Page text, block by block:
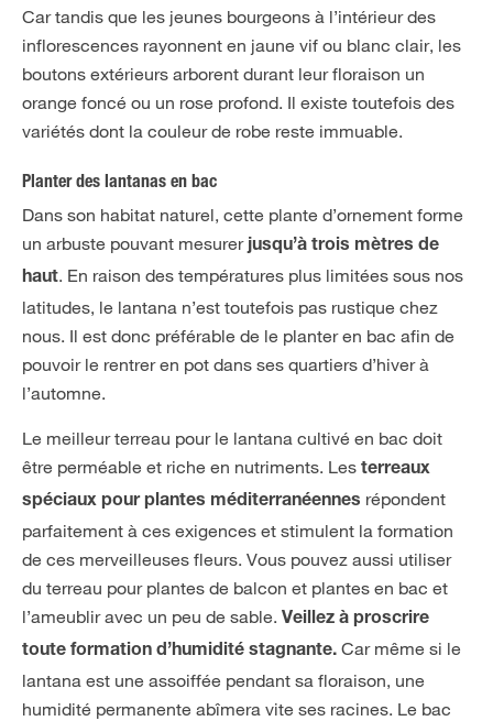
Car tandis que les jeunes bourgeons à l’intérieur des
inflorescences rayonnent en jaune vif ou blanc clair, les
boutons extérieurs arborent durant leur floraison un
orange foncé ou un rose profond. Il existe toutefois des
variétés dont la couleur de robe reste immuable.
Planter des lantanas en bac
Dans son habitat naturel, cette plante d’ornement forme
un arbuste pouvant mesurer jusqu’à trois mètres de
haut. En raison des températures plus limitées sous nos
latitudes, le lantana n’est toutefois pas rustique chez
nous. Il est donc préférable de le planter en bac afin de
pouvoir le rentrer en pot dans ses quartiers d’hiver à
l’automne.
Le meilleur terreau pour le lantana cultivé en bac doit
être perméable et riche en nutriments. Les terreaux
spéciaux pour plantes méditerranéennes répondent
parfaitement à ces exigences et stimulent la formation
de ces merveilleuses fleurs. Vous pouvez aussi utiliser
du terreau pour plantes de balcon et plantes en bac et
l’ameublir avec un peu de sable. Veillez à proscrire
toute formation d’humidité stagnante. Car même si le
lantana est une assoiffée pendant sa floraison, une
humidité permanente abîmera vite ses racines. Le bac